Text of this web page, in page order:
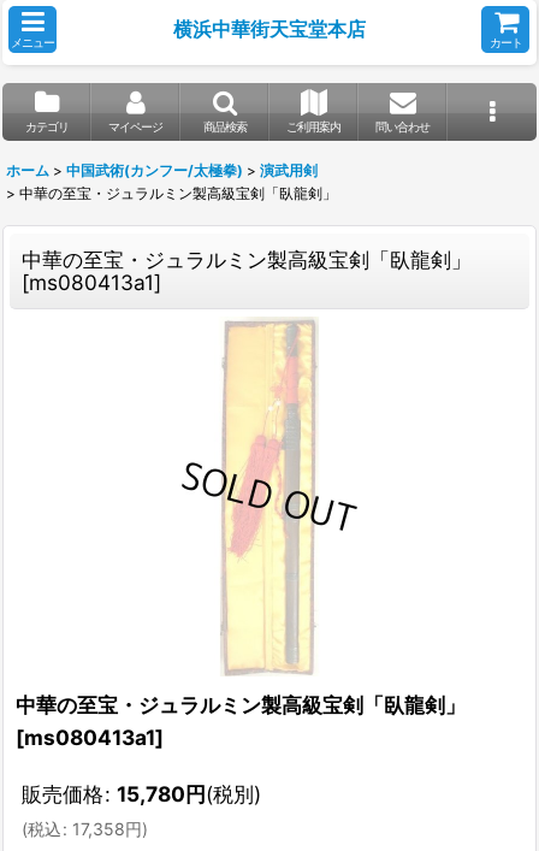
メニュー
横浜中華街天宝堂本店
カート
カテゴリ マイページ 商品検索 ご利用案内 問い合わせ
ホーム > 中国武術(カンフー/太極拳) > 演武用剣
> 中華の至宝・ジュラルミン製高級宝剣「臥龍剣」
中華の至宝・ジュラルミン製高級宝剣「臥龍剣」
[ms080413a1]
中華の至宝・ジュラルミン製高級宝剣「臥龍剣」
[ms080413a1]
販売価格: 15,780円(税別)
(税込: 17,358円)